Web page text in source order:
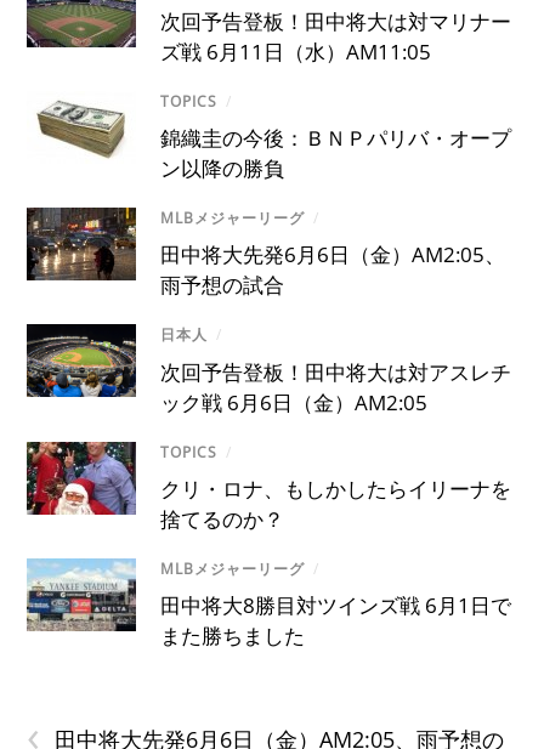
次回予告登板！田中将大は対マリナー
ズ戦 6月11日（水）AM11:05
TOPICS /
錦織圭の今後：ＢＮＰパリバ・オープ
ン以降の勝負
MLBメジャーリーグ /
田中将大先発6月6日（金）AM2:05、
雨予想の試合
日本人 /
次回予告登板！田中将大は対アスレチ
ック戦 6月6日（金）AM2:05
TOPICS /
クリ・ロナ、もしかしたらイリーナを
捨てるのか？
MLBメジャーリーグ /
田中将大8勝目対ツインズ戦 6月1日で
また勝ちました
‹ 田中将大先発6月6日（金）AM2:05、雨予想の